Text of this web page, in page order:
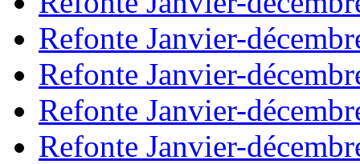
Refonte Janvier-
Refonte Janvier-
Refonte Janvier-
Refonte Janvier-